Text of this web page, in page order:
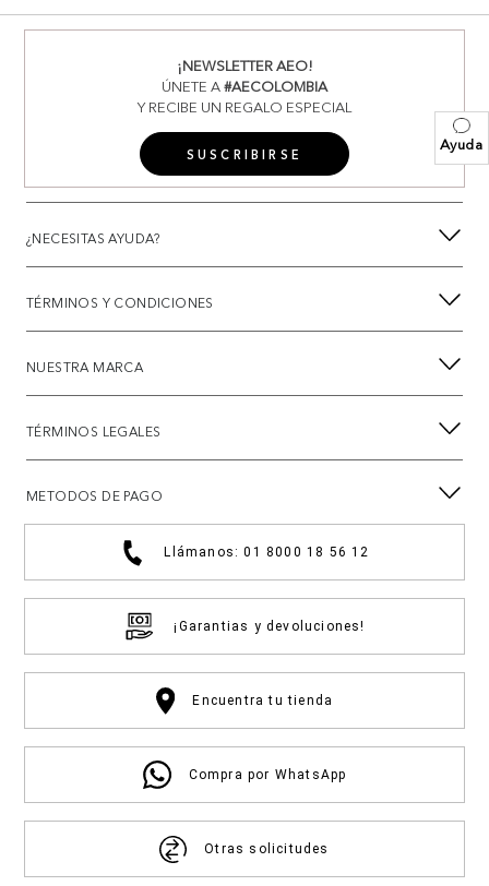
Ayuda
¡NEWSLETTER AEO!
ÚNETE A#AECOLOMBIA
Y RECIBE UN REGALO ESPECIAL
SUSCRIBIRSE
¿NECESITAS AYUDA?
TÉRMINOS Y CONDICIONES
NUESTRA MARCA
TÉRMINOS LEGALES
METODOS DE PAGO
Llámanos: 01 8000 18 56 12
¡Garantias y devoluciones!
Encuentra tu tienda
Compra por WhatsApp
Otras solicitudes